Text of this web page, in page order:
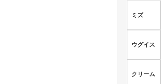
ミズ
ウグイス
クリーム